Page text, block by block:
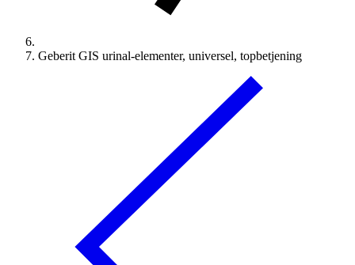
Geberit GIS urinal-elementer, universel, topbetjening